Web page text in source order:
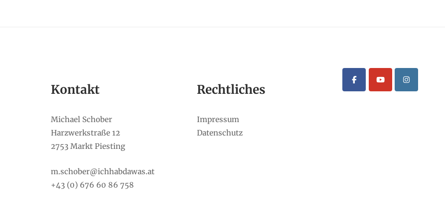
Kontakt
Michael Schober
Harzwerkstraße 12
2753 Markt Piesting
m.schober@ichhabdawas.at
+43 (0) 676 60 86 758
Rechtliches
Impressum
Datenschutz